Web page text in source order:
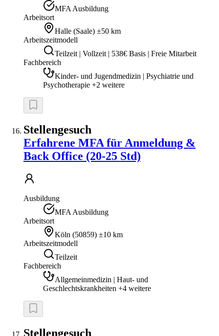
MFA Ausbildung
Arbeitsort
Halle (Saale) ±50 km
Arbeitszeitmodell
Teilzeit | Vollzeit | 538€ Basis | Freie Mitarbeit
Fachbereich
Kinder- und Jugendmedizin | Psychiatrie und
Psychotherapie +2 weitere
Stellengesuch
Erfahrene MFA für Anmeldung &
Back Office (20-25 Std)
Ausbildung
MFA Ausbildung
Arbeitsort
Köln (50859) ±10 km
Arbeitszeitmodell
Teilzeit
Fachbereich
Allgemeinmedizin | Haut- und
Geschlechtskrankheiten +4 weitere
Stellengesuch